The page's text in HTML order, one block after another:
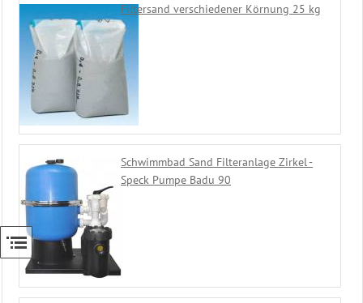
Filtersand verschiedener Körnung 25 kg
Schwimmbad Sand Filteranlage Zirkel -
Speck Pumpe Badu 90